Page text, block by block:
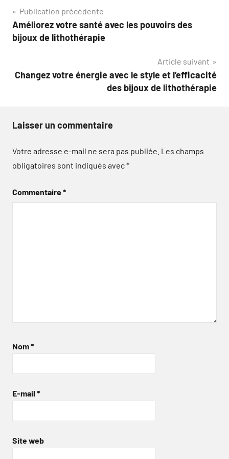
Navigation
de
Publication précédente
Améliorez votre santé avec les pouvoirs des
bijoux de lithothérapie
Article suivant
Changez votre énergie avec le style et l’efficacité
des bijoux de lithothérapie
Laisser un commentaire
Votre adresse e-mail ne sera pas publiée. Les champs
obligatoires sont indiqués avec*
Commentaire*
Nom*
E-mail *
Site web